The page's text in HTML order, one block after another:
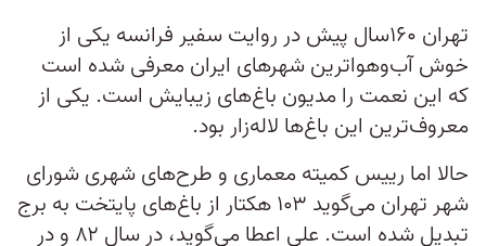
تهران ۱۶۰سال پیش در روایت سفیر فرانسه یکی از
خوش آب‌وهواترین شهرهای ایران معرفی شده ‎است
که این نعمت را مدیون باغ‎‌های زیبایش است. یکی از
معروف‌ترین این باغ‎‌‌ها لاله‌‎زار بود.
حالا اما رییس کمیته معماری و طرح‌‌های شهری شورای
شهر تهران می‌‌گوید ۱۰۳ هکتار از باغ‌‌های پایتخت به برج
تبدیل شده است. علی اعطا می‌‎گوید، در سال ۸۲ و در